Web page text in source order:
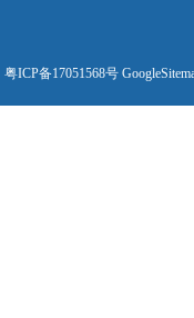
粤ICP备17051568号